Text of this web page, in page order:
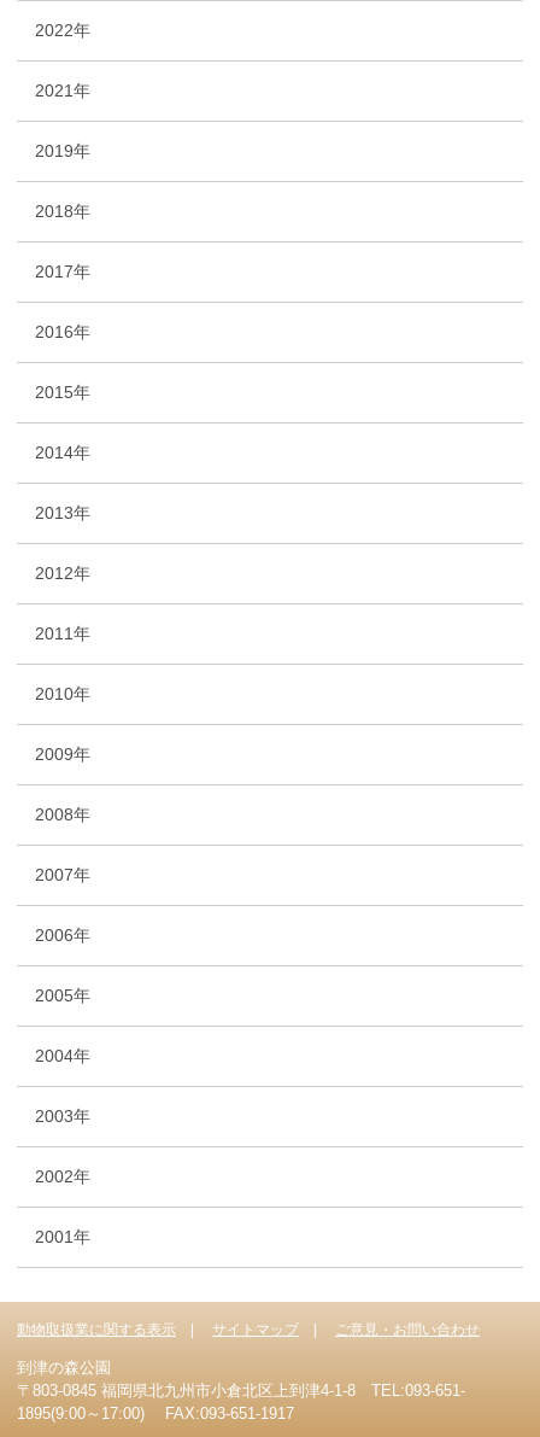
2022年
2021年
2019年
2018年
2017年
2016年
2015年
2014年
2013年
2012年
2011年
2010年
2009年
2008年
2007年
2006年
2005年
2004年
2003年
2002年
2001年
動物取扱業に関する表示 サイトマップ ご意見・お問い合わせ
到津の森公園
〒803-0845 福岡県北九州市小倉北区上到津4-1-8 TEL:093-651-
1895(9:00～17:00) FAX:093-651-1917